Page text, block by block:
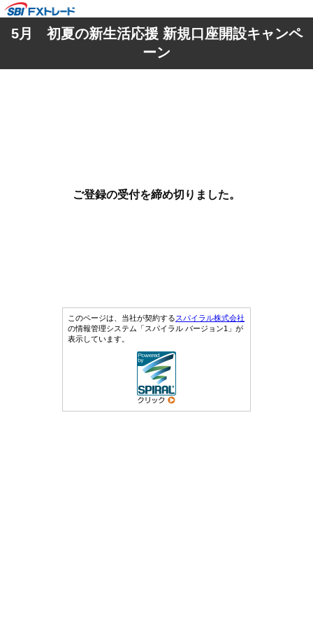
5月 初夏の新生活応援 新規口座開設キャンペ
ーン
ご登録の受付を締め切りました。
このページは、当社が契約するスパイラル株式会社
の情報管理システム「スパイラル バージョン1」が
表示しています。